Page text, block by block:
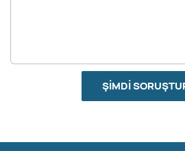
ŞIMDI